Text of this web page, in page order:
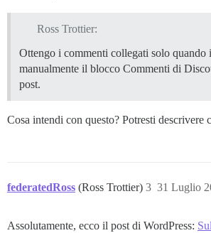
Ross Trottier:
Ottengo i commenti collegati solo quando
manualmente il blocco Commenti di
post.
Cosa intendi con questo? Potresti descrivere
federatedRoss (Ross Trottier) 31 Luglio
3
Assolutamente, ecco il post di WordPress: